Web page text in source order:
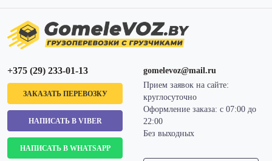
+375 (29) 233-01-13
ЗАКАЗАТЬ ПЕРЕВОЗКУ
НАПИСАТЬ В VIBER
НАПИСАТЬ В WHATSAPP
gomelevoz@mail.ru
Прием заявок на сайте:
круглосуточно
Оформление заказа: с 07:00 до
22:00
Без выходных